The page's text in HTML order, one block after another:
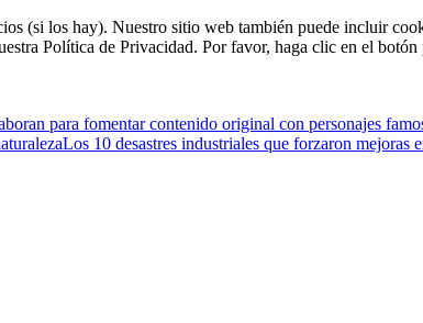
(si los hay). Nuestro sitio web también puede incluir
Política de Privacidad. Por favor, haga clic en el
para fomentar contenido original con personajes
Los 10 desastres industriales que forzaron mejoras